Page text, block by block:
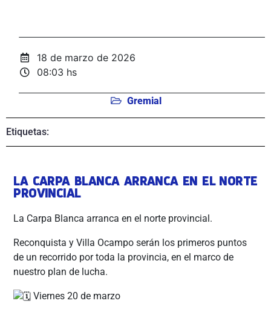
18 de marzo de 2026
08:03 hs
Gremial
Etiquetas:
LA CARPA BLANCA ARRANCA EN EL NORTE
PROVINCIAL
La Carpa Blanca arranca en el norte provincial.
Reconquista y Villa Ocampo serán los primeros puntos
de un recorrido por toda la provincia, en el marco de
nuestro plan de lucha.
Viernes 20 de marzo